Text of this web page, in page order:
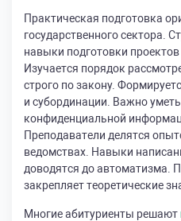
Практическая подготовка
государственного сектора.
навыки подготовки
Изучается порядок
строго по закону.
и субординации. Важно
конфиденциальной
Преподаватели делятся
ведомствах. Навыки
доводятся до автоматизма.
закрепляет теоретические
Многие абитуриенты решают